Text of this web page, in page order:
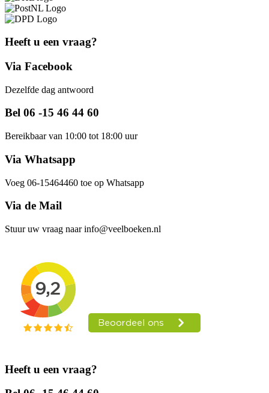
Heeft u een vraag?
Via Facebook
Dezelfde dag antwoord
Bel 06 -15 46 44 60
Bereikbaar van 10:00 tot 18:00 uur
Via Whatsapp
Voeg 06-15464460 toe op Whatsapp
Via de Mail
Stuur uw vraag naar info@veelboeken.nl
Heeft u een vraag?